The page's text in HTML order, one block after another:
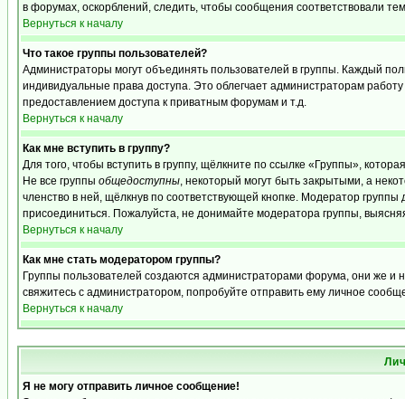
в форумах, оскорблений, следить, чтобы сообщения соответствовали
Вернуться к началу
Что такое группы пользователей?
Администраторы могут объединять пользователей в группы. Каждый
индивидуальные права доступа. Это облегчает администраторам
предоставлением доступа к приватным форумам и т.д.
Вернуться к началу
Как мне вступить в группу?
Для того, чтобы вступить в группу, щёлкните по ссылке «Группы»,
Не все группы общедоступны, некоторый могут быть закрытыми, а
членство в ней, щёлкнув по соответствующей кнопке. Модератор
присоединиться. Пожалуйста, не донимайте модератора группы,
Вернуться к началу
Как мне стать модератором группы?
Группы пользователей создаются администраторами форума, они же и
свяжитесь с администратором, попробуйте отправить ему личное
Вернуться к началу
Я не могу отправить личное сообщение!